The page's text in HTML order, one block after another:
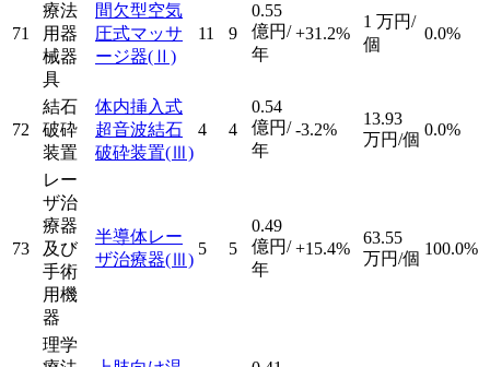
71
療法
用器
械器
具
間欠型空気
圧式マッサ
ージ器(Ⅱ)
11 9
0.55
億円/
年
+31.2%
1 万円/
個
0.0%
72
結石
破砕
装置
体内挿入式
超音波結石
破砕装置(Ⅲ)
4 4
0.54
億円/
年
-3.2%
13.93
万円/個
0.0%
73
レー
ザ治
療器
及び
手術
用機
器
半導体レー
ザ治療器(Ⅲ)
5 5
0.49
億円/
年
+15.4%
63.55
万円/個
100.0%
理学